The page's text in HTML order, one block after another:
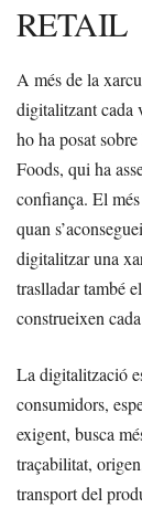
RETAIL
A més de la
digitalitzant cada
ho ha posat
Foods, qui ha
confiança. El
quan
digitalitzar una
traslladar també
construeixen
La digitalització
consumidors,
exigent, busca
traçabilitat,
transport del